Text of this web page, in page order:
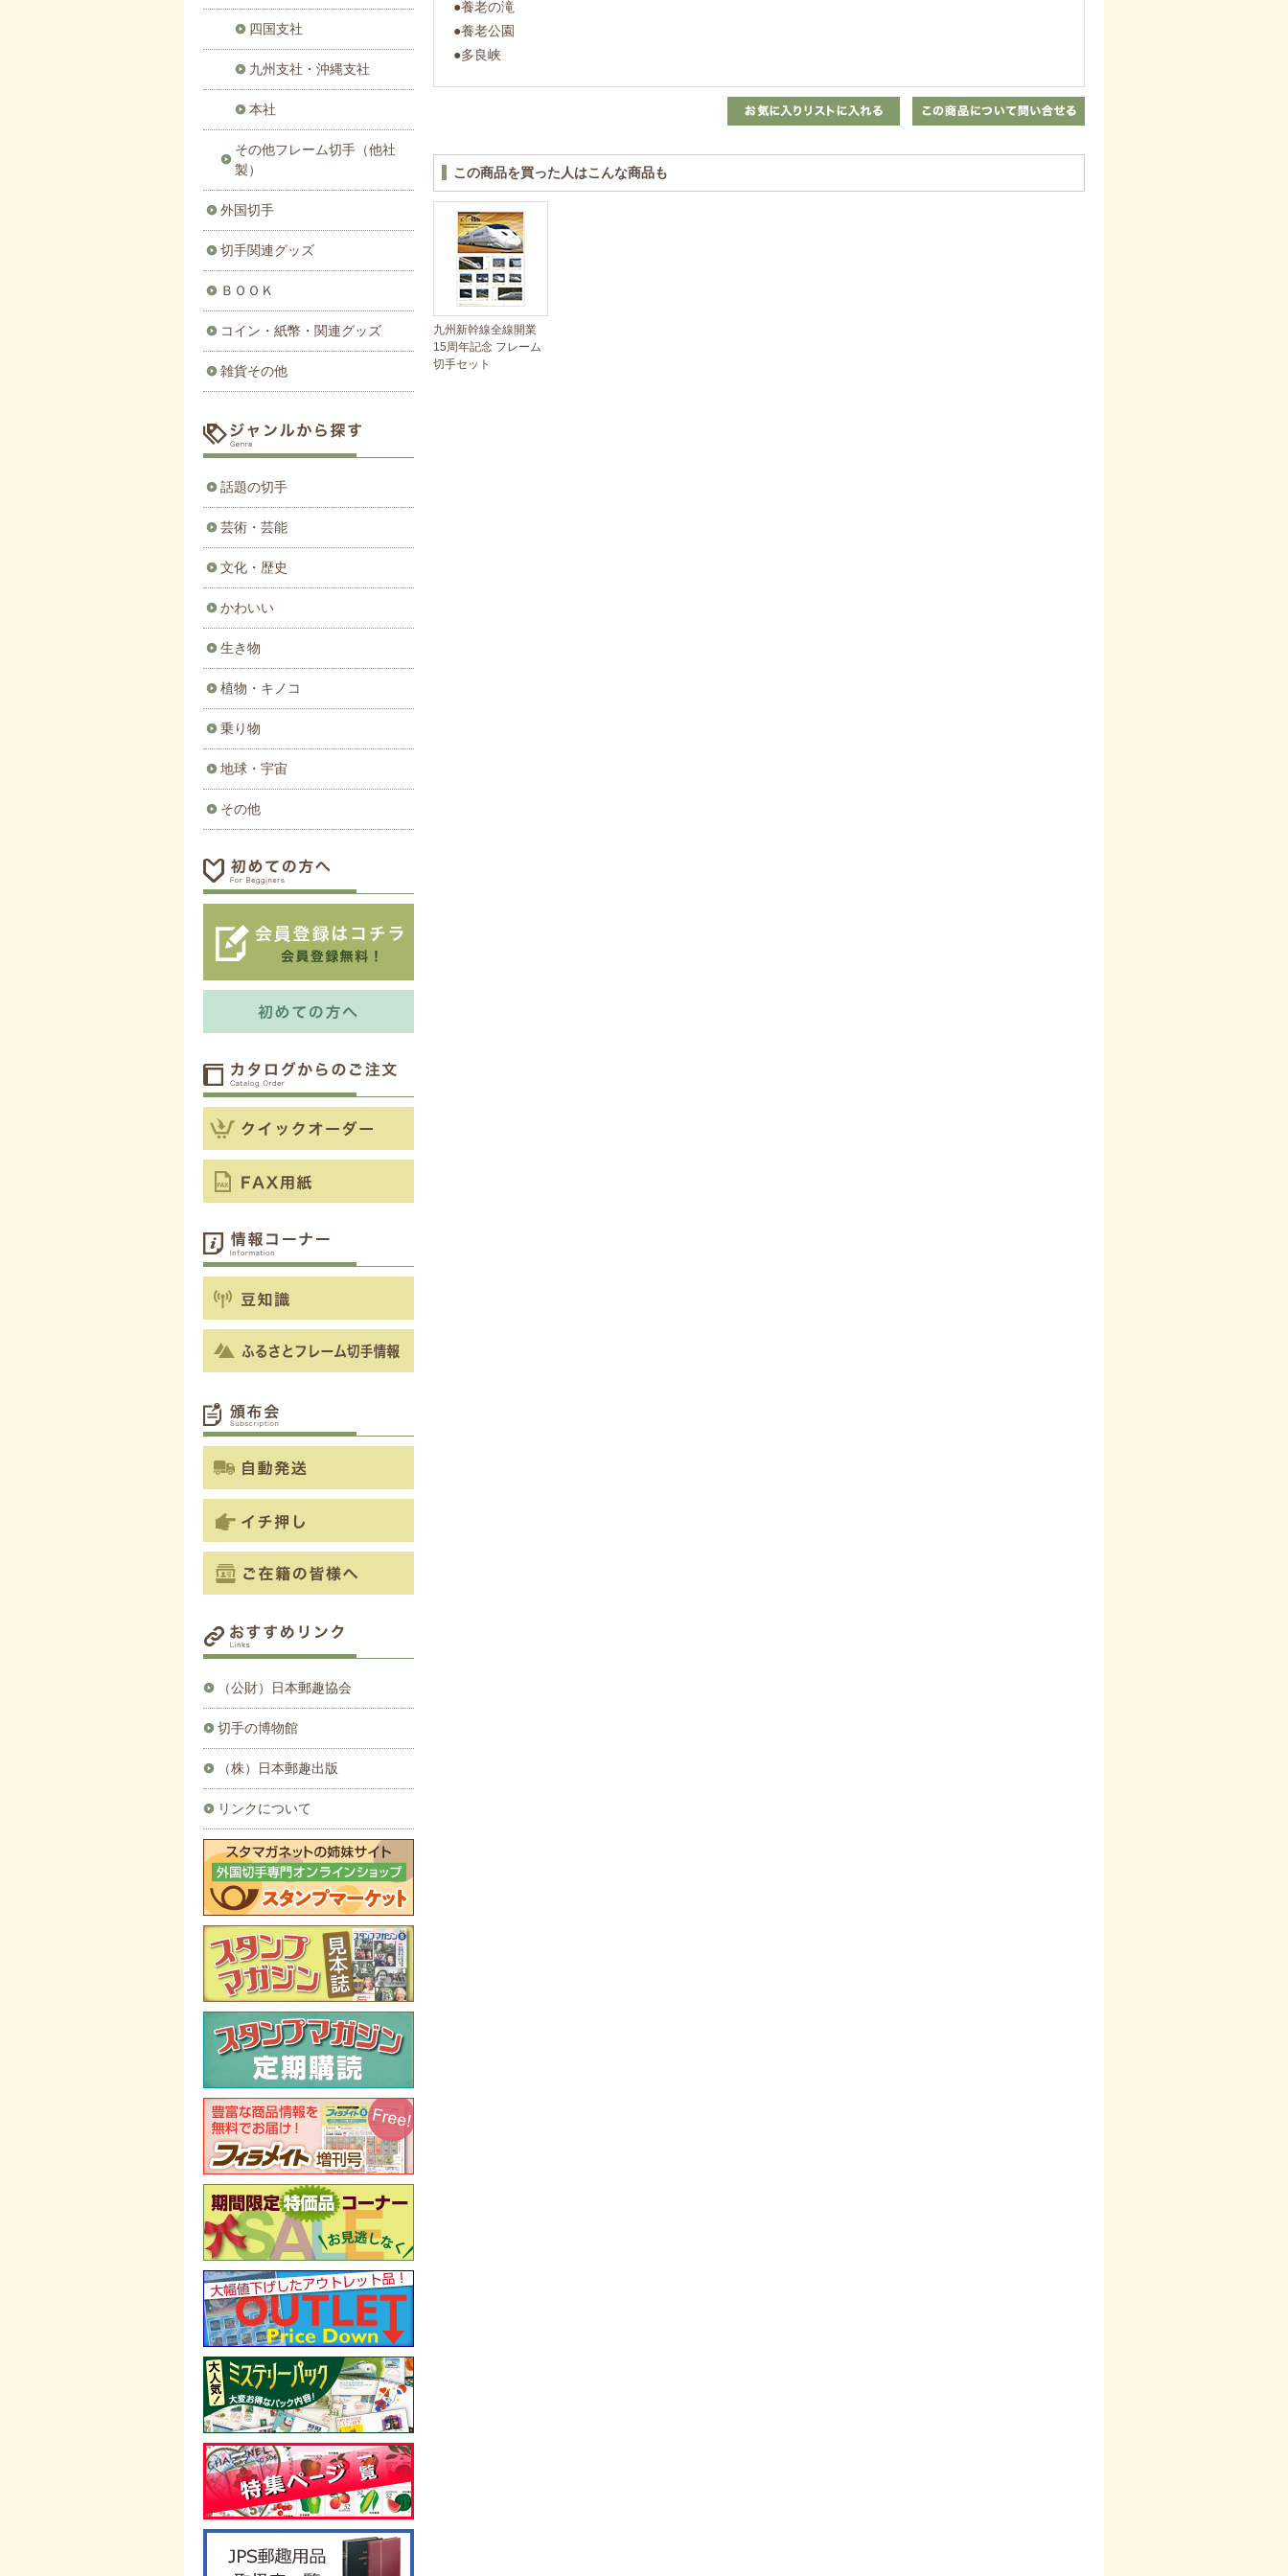
●養老の滝
●養老公園
●多良峡
この商品を買った人はこんな商品も
九州新幹線全線開業
15周年記念 フレーム
切手セット
四国支社
九州支社・沖縄支社
本社
その他フレーム切手（他社
製）
外国切手
切手関連グッズ
ＢＯＯＫ
コイン・紙幣・関連グッズ
雑貨その他
話題の切手
芸術・芸能
文化・歴史
かわいい
生き物
植物・キノコ
乗り物
地球・宇宙
その他
（公財）日本郵趣協会
切手の博物館
（株）日本郵趣出版
リンクについて